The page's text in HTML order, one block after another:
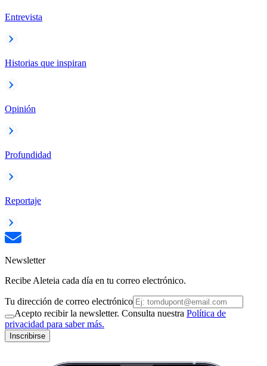
Entrevista
Historias que inspiran
Opinión
Profundidad
Reportaje
Newsletter
Recibe Aleteia cada día en tu correo electrónico.
Tu dirección de correo electrónico
Acepto recibir la newsletter. Consulta nuestra Política de
privacidad para saber más.
Inscribirse